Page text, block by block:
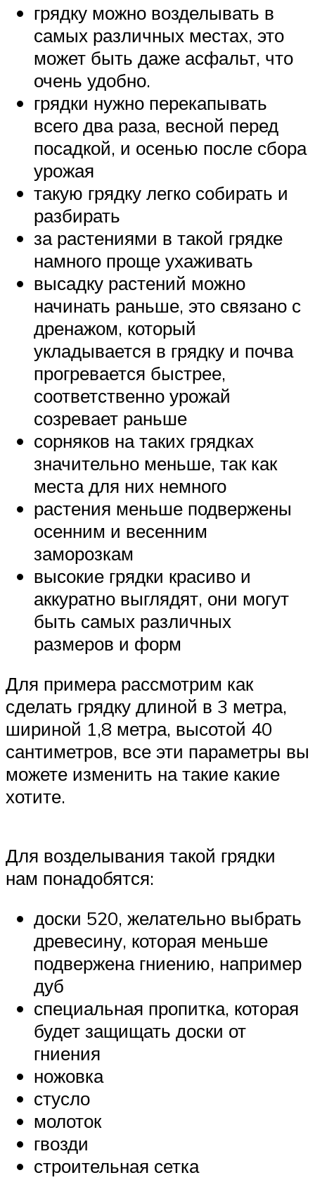
грядку можно возделывать в
самых различных местах, это
может быть даже асфальт, что
очень удобно.
грядки нужно перекапывать
всего два раза, весной перед
посадкой, и осенью после сбора
урожая
такую грядку легко собирать и
разбирать
за растениями в такой грядке
намного проще ухаживать
высадку растений можно
начинать раньше, это связано с
дренажом, который
укладывается в грядку и почва
прогревается быстрее,
соответственно урожай
созревает раньше
сорняков на таких грядках
значительно меньше, так как
места для них немного
растения меньше подвержены
осенним и весенним
заморозкам
высокие грядки красиво и
аккуратно выглядят, они могут
быть самых различных
размеров и форм
Для примера рассмотрим как
сделать грядку длиной в 3 метра,
шириной 1,8 метра, высотой 40
сантиметров, все эти параметры вы
можете изменить на такие какие
хотите.
Для возделывания такой грядки
нам понадобятся:
доски 520, желательно выбрать
древесину, которая меньше
подвержена гниению, например
дуб
специальная пропитка, которая
будет защищать доски от
гниения
ножовка
стусло
молоток
гвозди
строительная сетка